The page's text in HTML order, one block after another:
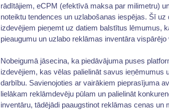
rādītājiem, eCPM (efektīvā maksa par milimetru)
noteiktu tendences un uzlabošanas iespējas. Šī uz
izdevējiem pieņemt uz datiem balstītus lēmumus,
pieaugumu un uzlabo reklāmas inventāra vispārējo
Nobeigumā jāsecina, ka piedāvājuma puses
izdevējiem, kas vēlas palielināt savus ieņēmumus
darbību. Savienojoties ar vairākiem pieprasījuma
lielākam reklāmdevēju pūlam un palielināt
inventāru, tādējādi paaugstinot reklāmas cenas un